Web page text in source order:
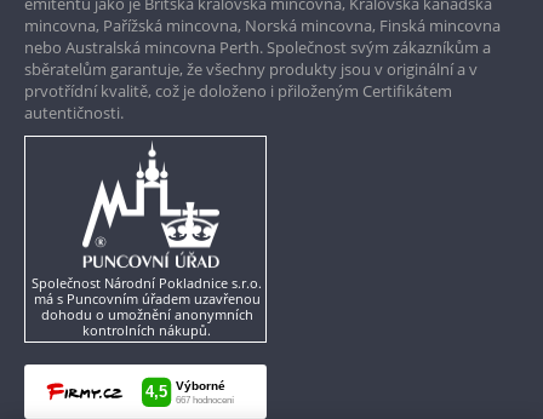
mincovna, Pařížská mincovna, Norská mincovna, Finská mincovna
nebo Australská mincovna Perth. Společnost svým zákazníkům a
sběratelům garantuje, že všechny produkty jsou v originální a v
prvotřídní kvalitě, což je doloženo i přiloženým Certifikátem
autentičnosti.
Společnost Národní Pokladnice s.r.o.
má s Puncovním úřadem uzavřenou
dohodu o umožnění anonymních
kontrolních nákupů.